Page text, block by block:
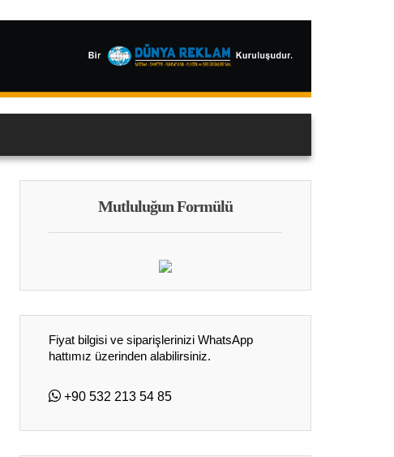
Mutluluğun Formülü
Fiyat bilgisi ve siparişlerinizi WhatsApp
hattımız üzerinden alabilirsiniz.
+90 532 213 54 85